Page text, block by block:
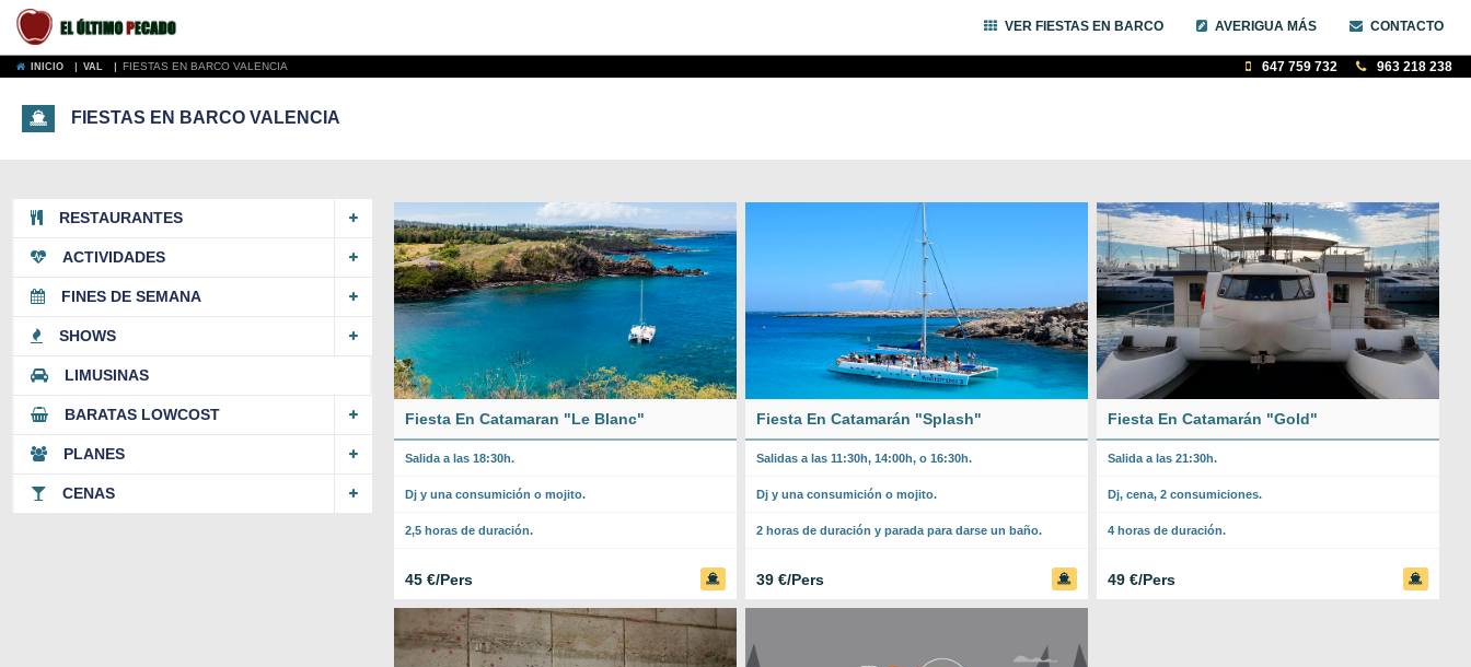
VER FIESTAS EN BARCO AVERIGUA MÁS CONTACTO
INICIO | VAL | FIESTAS EN BARCO VALENCIA 647 759 732 963 218 238
FIESTAS EN BARCO VALENCIA
Fiesta En Catamaran "Le Blanc"
Salida a las 18:30h.
Dj y una consumición o mojito.
2,5 horas de duración.
45 €/Pers
Fiesta En Catamarán "Splash"
Salidas a las 11:30h, 14:00h, o 16:30h.
Dj y una consumición o mojito.
2 horas de duración y parada para darse un baño.
39 €/Pers
Fiesta En Catamarán "Gold"
Salida a las 21:30h.
Dj, cena, 2 consumiciones.
4 horas de duración.
49 €/Pers
RESTAURANTES
ACTIVIDADES
FINES DE SEMANA
SHOWS
LIMUSINAS
BARATAS LOWCOST
PLANES
CENAS